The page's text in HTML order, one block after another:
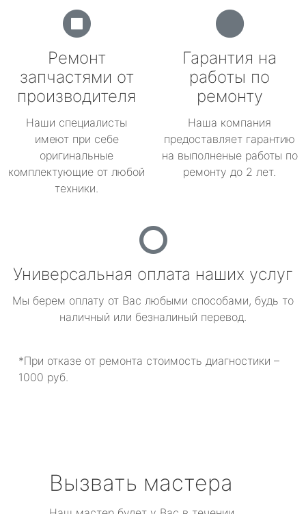
Ремонт
запчастями от
производителя
Наши специалисты
имеют при себе
оригинальные
комплектующие от любой
техники.
Гарантия на
работы по
ремонту
Наша компания
предоставляет гарантию
на выполненые работы по
ремонту до 2 лет.
Универсальная оплата наших услуг
Мы берем оплату от Вас любыми способами, будь то
наличный или безналиный перевод.
*При отказе от ремонта стоимость диагностики –
1000 руб.
Вызвать мастера